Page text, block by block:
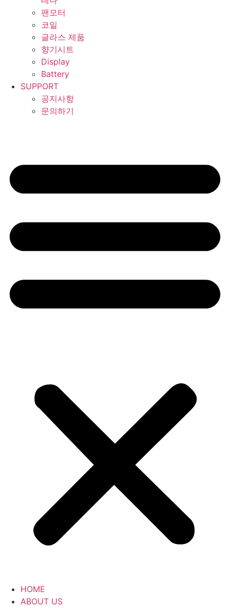
팬모터
코일
글라스 제품
향기시트
Display
Battery
SUPPORT
공지사항
문의하기
HOME
ABOUT US